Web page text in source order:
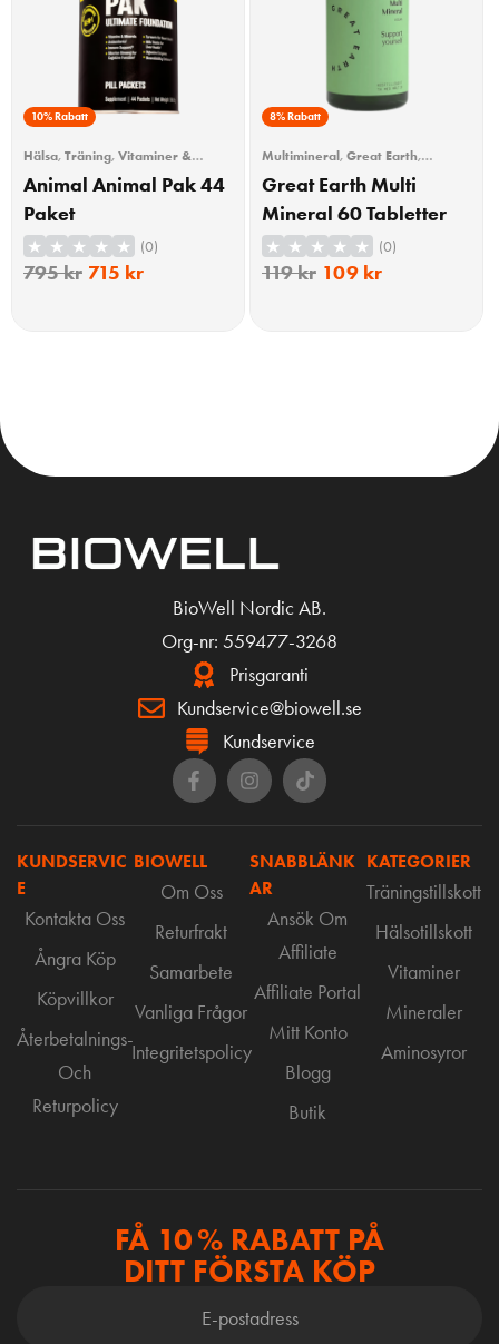
10% Rabatt
Hälsa, Träning, Vitaminer &
Mineraler
Animal Animal Pak 44
Paket
(0)
795kr 715 kr
8% Rabatt
Multimineral, Great Earth,
Vitaminer & Mineraler
Great Earth Multi
Mineral 60 Tabletter
(0)
119kr 109 kr
BioWell Nordic AB.
Org-nr: 559477-3268
Prisgaranti
Kundservice@biowell.se
Kundservice
KUNDSERVIC
E
Kontakta Oss
Ångra Köp
Köpvillkor
Återbetalnings-
Och
Returpolicy
BIOWELL
Om Oss
Returfrakt
Samarbete
Vanliga Frågor
Integritetspolicy
SNABBLÄNK
AR
Ansök Om
Affiliate
Affiliate Portal
Mitt Konto
Blogg
Butik
KATEGORIER
Träningstillskott
Hälsotillskott
Vitaminer
Mineraler
Aminosyror
FÅ 10 % RABATT PÅ
DITT FÖRSTA KÖP